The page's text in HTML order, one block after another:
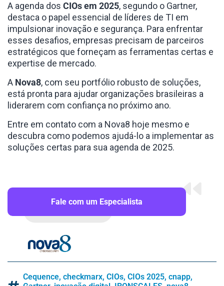
A agenda dos CIOs em 2025, segundo o Gartner,
destaca o papel essencial de líderes de TI em
impulsionar inovação e segurança. Para enfrentar
esses desafios, empresas precisam de parceiros
estratégicos que forneçam as ferramentas certas e
expertise de mercado.
A Nova8, com seu portfólio robusto de soluções,
está pronta para ajudar organizações brasileiras a
liderarem com confiança no próximo ano.
Entre em contato com a Nova8 hoje mesmo e
descubra como podemos ajudá-lo a implementar as
soluções certas para sua agenda de 2025.
Fale com um Especialista
Cequence, checkmarx, CIOs, CIOs 2025, cnapp,